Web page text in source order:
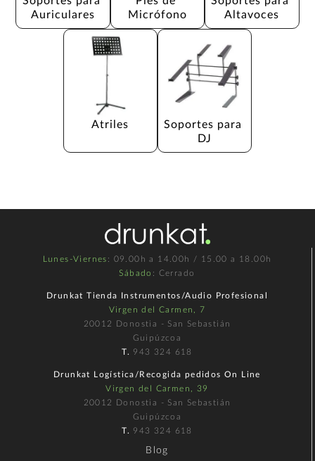
Auriculares
Micrófono
Altavoces
Atriles
Soportes para
DJ
Lunes-Viernes : 09.00h a 14.00h / 15.00 a 18.00h
Sábado : Cerrado
Drunkat Tienda Instrumentos/Audio Profesional
Virgen del Carmen, 7
20012 Donostia - San Sebastián
Guipúzcoa
T. 943 324 618
Drunkat Logística/Recogida pedidos On Line
Virgen del Carmen, 39
20012 Donostia - San Sebastián
Guipúzcoa
T. 943 324 618
Blog